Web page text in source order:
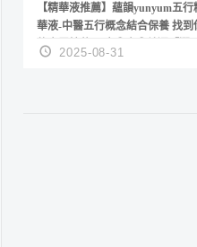
【精華液推薦】蘊韻yunyum五行
華液-中醫五行概念結合保養 找到
的專屬精華！ 水㊀土㊀就選「潤・
賦精華」維持肌膚剛剛好的平衡
2025-08-31